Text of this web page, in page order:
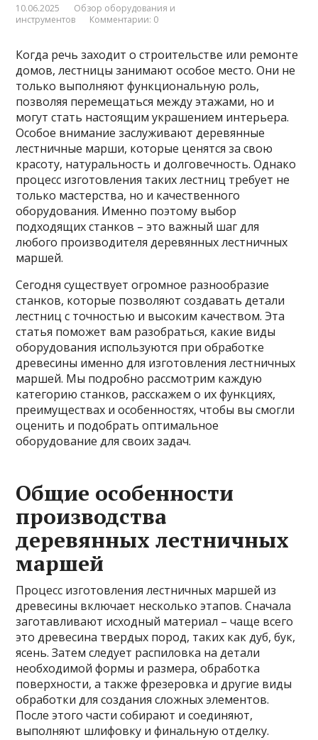
10.06.2025
Обзор оборудования и
инструментов
Комментарии: 0
Когда речь заходит о строительстве или ремонте
домов, лестницы занимают особое место. Они не
только выполняют функциональную роль,
позволяя перемещаться между этажами, но и
могут стать настоящим украшением интерьера.
Особое внимание заслуживают деревянные
лестничные марши, которые ценятся за свою
красоту, натуральность и долговечность. Однако
процесс изготовления таких лестниц требует не
только мастерства, но и качественного
оборудования. Именно поэтому выбор
подходящих станков – это важный шаг для
любого производителя деревянных лестничных
маршей.
Сегодня существует огромное разнообразие
станков, которые позволяют создавать детали
лестниц с точностью и высоким качеством. Эта
статья поможет вам разобраться, какие виды
оборудования используются при обработке
древесины именно для изготовления лестничных
маршей. Мы подробно рассмотрим каждую
категорию станков, расскажем о их функциях,
преимуществах и особенностях, чтобы вы смогли
оценить и подобрать оптимальное
оборудование для своих задач.
Общие особенности
производства
деревянных лестничных
маршей
Процесс изготовления лестничных маршей из
древесины включает несколько этапов. Сначала
заготавливают исходный материал – чаще всего
это древесина твердых пород, таких как дуб, бук,
ясень. Затем следует распиловка на детали
необходимой формы и размера, обработка
поверхности, а также фрезеровка и другие виды
обработки для создания сложных элементов.
После этого части собирают и соединяют,
выполняют шлифовку и финальную отделку.